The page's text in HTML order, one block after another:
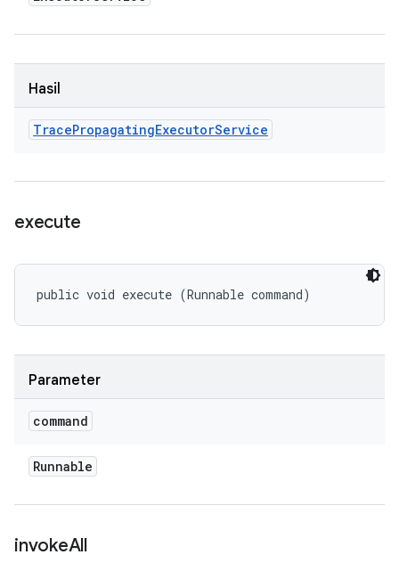
Hasil
TracePropagatingExecutorService
execute
public void execute (Runnable command)
Parameter
command
Runnable
invokeAll